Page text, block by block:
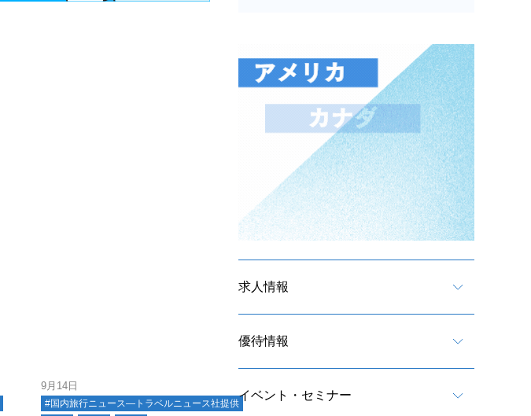
9月14日
#国内旅行ニュース―トラベルニュース社提供
求人情報
優待情報
イベント・セミナー